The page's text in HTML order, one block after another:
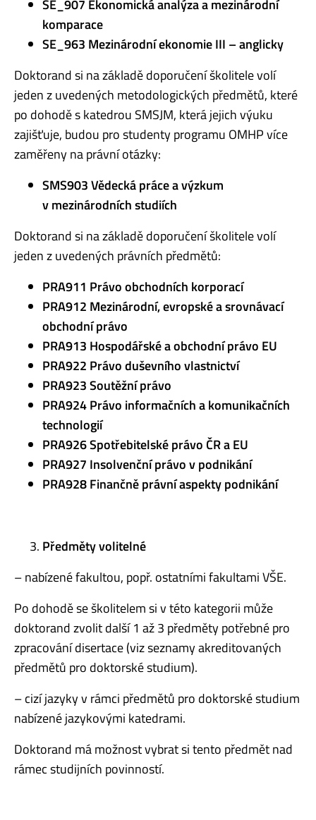
SE_907 Ekonomická analýza a mezinárodní
komparace
SE_963 Mezinárodní ekonomie III – anglicky
Doktorand si na základě doporučení školitele volí
jeden z uvedených metodologických předmětů, které
po dohodě s katedrou SMSJM, která jejich výuku
zajišťuje, budou pro studenty programu OMHP více
zaměřeny na právní otázky:
SMS903 Vědecká práce a výzkum
v mezinárodních studiích
Doktorand si na základě doporučení školitele volí
jeden z uvedených právních předmětů:
PRA911 Právo obchodních korporací
PRA912 Mezinárodní, evropské a srovnávací
obchodní právo
PRA913 Hospodářské a obchodní právo EU
PRA922 Právo duševního vlastnictví
PRA923 Soutěžní právo
PRA924 Právo informačních a komunikačních
technologií
PRA926 Spotřebitelské právo ČR a EU
PRA927 Insolvenční právo v podnikání
PRA928 Finančně právní aspekty podnikání
Předměty volitelné
– nabízené fakultou, popř. ostatními fakultami VŠE.
Po dohodě se školitelem si v této kategorii může
doktorand zvolit další 1 až 3 předměty potřebné pro
zpracování disertace (viz seznamy akreditovaných
předmětů pro doktorské studium).
– cizí jazyky v rámci předmětů pro doktorské studium
nabízené jazykovými katedrami.
Doktorand má možnost vybrat si tento předmět nad
rámec studijních povinností.